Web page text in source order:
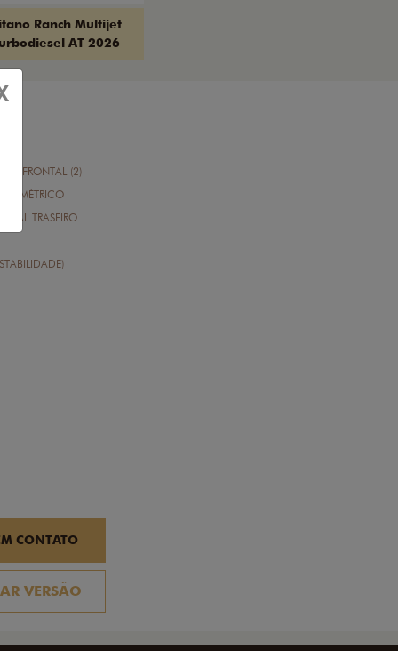
Ranch Multijet
AT 2026
(2) FRONTAL (2)
TRASEIRO
CONTATO
VERSÃO